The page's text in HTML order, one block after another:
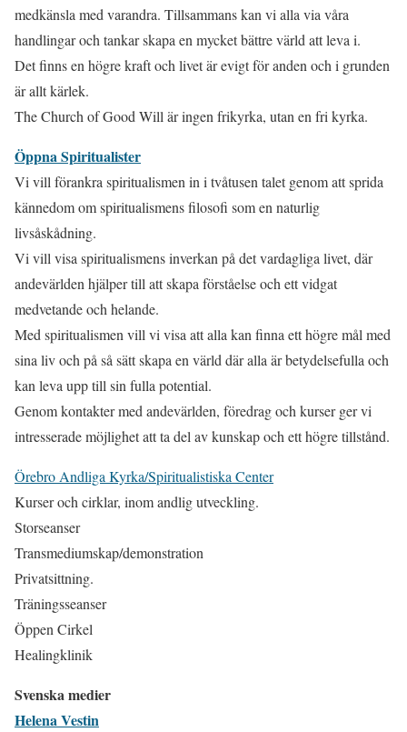
medkänsla med varandra. Tillsammans kan vi alla via våra
handlingar och tankar skapa en mycket bättre värld att leva i.
Det finns en högre kraft och livet är evigt för anden och i grunden
är allt kärlek.
The Church of Good Will är ingen frikyrka, utan en fri kyrka.
Öppna Spiritualister
Vi vill förankra spiritualismen in i tvåtusen talet genom att sprida
kännedom om spiritualismens filosofi som en naturlig
livsåskådning.
Vi vill visa spiritualismens inverkan på det vardagliga livet, där
andevärlden hjälper till att skapa förståelse och ett vidgat
medvetande och helande.
Med spiritualismen vill vi visa att alla kan finna ett högre mål med
sina liv och på så sätt skapa en värld där alla är betydelsefulla och
kan leva upp till sin fulla potential.
Genom kontakter med andevärlden, föredrag och kurser ger vi
intresserade möjlighet att ta del av kunskap och ett högre tillstånd.
Örebro Andliga Kyrka/Spiritualistiska Center
Kurser och cirklar, inom andlig utveckling.
Storseanser
Transmediumskap/demonstration
Privatsittning.
Träningsseanser
Öppen Cirkel
Healingklinik
Svenska medier
Helena Vestin